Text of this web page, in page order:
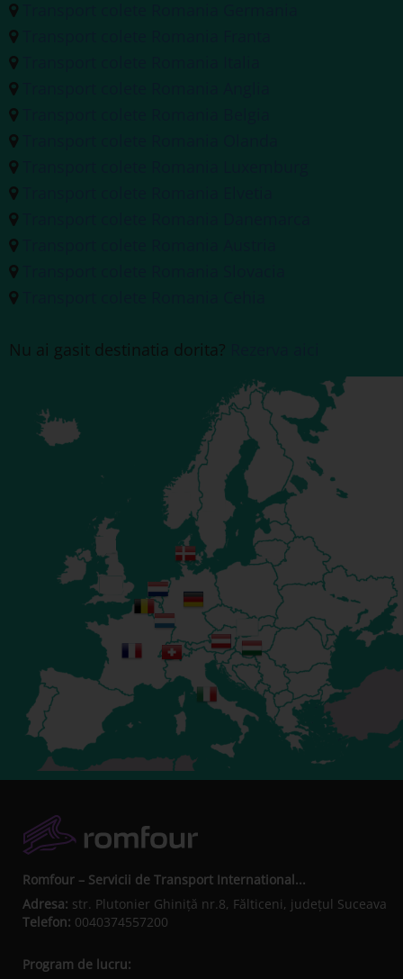
Nu ai gasit destinatia dorita?
Romfour – Servicii de Transport International...
Adresa: str. Plutonier Ghiniţă nr.8, Fălticeni, judeţul Suceava
Telefon: 0040374557200
Program de lucru: